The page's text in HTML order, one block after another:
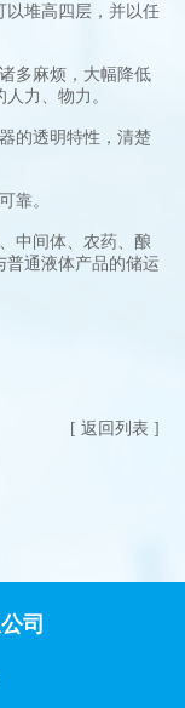
以堆高四层，并以任
多麻烦，大幅降低
力、物力。
的透明特性，清楚
靠。
中间体、农药、酿
普通液体产品的储运
[ 返回列表 ]
司